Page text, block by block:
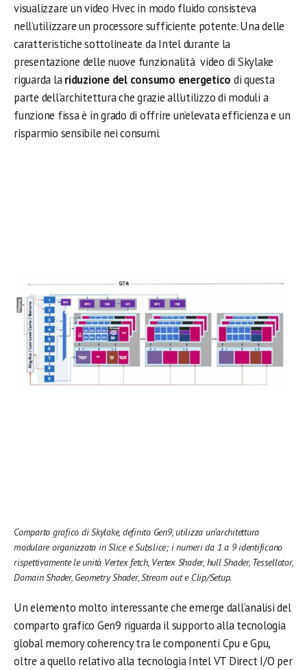
visualizzare un video Hvec in modo fluido consisteva
nell’utilizzare un processore sufficiente potente. Una delle
caratteristiche sottolineate da Intel durante la
presentazione delle nuove funzionalità video di Skylake
riguarda lariduzione del consumo energetico di questa
parte dell’architettura che grazie all’utilizzo di moduli a
funzione fissa è in grado di offrire un’elevata efficienza e un
risparmio sensibile nei consumi.
Comparto grafico di Skylake, definito Gen9, utilizza un’architettura
modulare organizzata in Slice e Subslice; i numeri da 1 a 9 identificano
rispettivamente le unità Vertex fetch, Vertex Shader, hull Shader, Tessellator,
Domain Shader, Geometry Shader, Stream out e Clip/Setup.
Un elemento molto interessante che emerge dall’analisi del
comparto grafico Gen9 riguarda il supporto alla tecnologia
global memory coherency tra le componenti Cpu e Gpu,
oltre a quello relativo alla tecnologia Intel VT Direct I/O per